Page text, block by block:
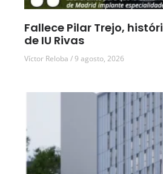
Fallece Pilar Trejo,
de IU Rivas
Víctor Reloba 9 agosto, 2026